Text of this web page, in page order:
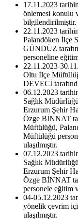
17.11.2023
önlemesi konulu
bilgilendirilmiştir.
22.11.2023
Palandöken İlçe
GÜNDÜZ
personeline
22.11.2023-
Oltu İlçe
DEVECİ
06.12.2023
Sağlık
Erzurum Şehir
Özge BİNNAT
Müftülüğü,
Müftülüğü
ulaşılmıştır.
07.12.2023
Sağlık
Erzurum Şehir
Özge BİNNAT
personele eğitim
04-05.12.2023
yönelik çevrim içi
ulaşılmıştır.